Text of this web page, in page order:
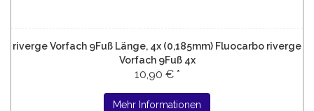
riverge Vorfach 9Fuß Länge, 4x (0,185mm) Fluocarbo riverge
Vorfach 9Fuß 4x
10,90 € *
Mehr Informationen